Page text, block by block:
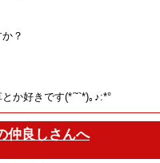
？
か好きです(*ˊ˘ˋ*)｡♪:*°
仲良しさんへ